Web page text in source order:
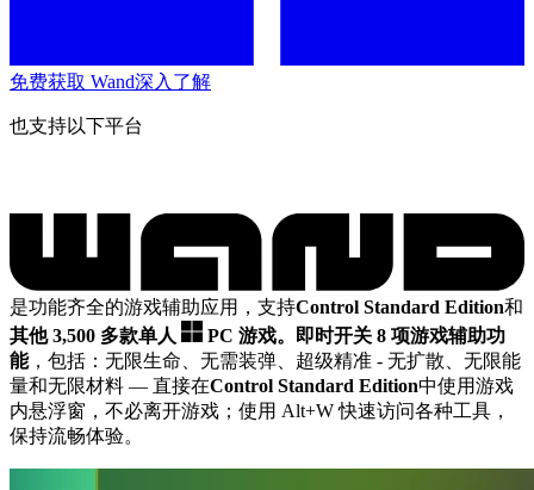
免费获取 Wand深入了解
也支持以下平台
是功能齐全的游戏辅助应用，支持Control Standard Edition和
其他 3,500 多款单人
PC 游戏。
即时开关 8 项游戏辅助功
能，包括：无限生命、无需装弹、超级精准 - 无扩散、无限能
量和无限材料 — 直接在Control Standard Edition中使用游戏
内悬浮窗，不必离开游戏；使用 Alt+W 快速访问各种工具，
保持流畅体验。